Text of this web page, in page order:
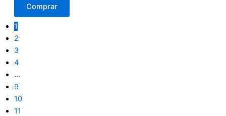
Comprar
1
2
3
4
…
9
10
11